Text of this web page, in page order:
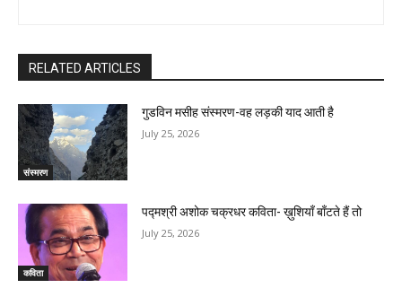
RELATED ARTICLES
संस्मरण
गुडविन मसीह संस्मरण-वह लड़की याद आती है
July 25, 2026
कविता
पद्मश्री अशोक चक्रधर कविता- ख़ुशियाँ बाँटते हैं तो
July 25, 2026